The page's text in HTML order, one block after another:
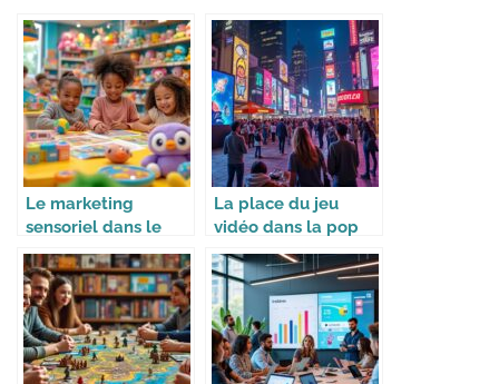
Le marketing
sensoriel dans le
monde du jouet
La place du jeu
vidéo dans la pop
culture